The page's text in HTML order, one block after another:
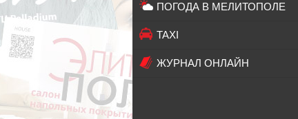
ПОГОДА В МЕЛИТОПОЛЕ
TAXI
ЖУРНАЛ ОНЛАЙН